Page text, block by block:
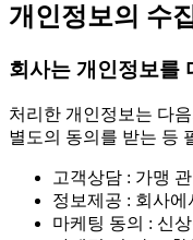
개인정보의 수
회사는 개인정보를
처리한 개인정보는 다
별도의 동의를 받는 등
고객상담 : 가맹
정보제공 : 회사
마케팅 동의 : 신